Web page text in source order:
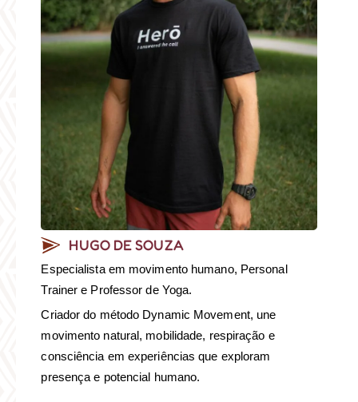
HUGO DE SOUZA
Especialista em movimento humano, Personal
Trainer e Professor de Yoga.
Criador do método Dynamic Movement, une
movimento natural, mobilidade, respiração e
consciência em experiências que exploram
presença e potencial humano.